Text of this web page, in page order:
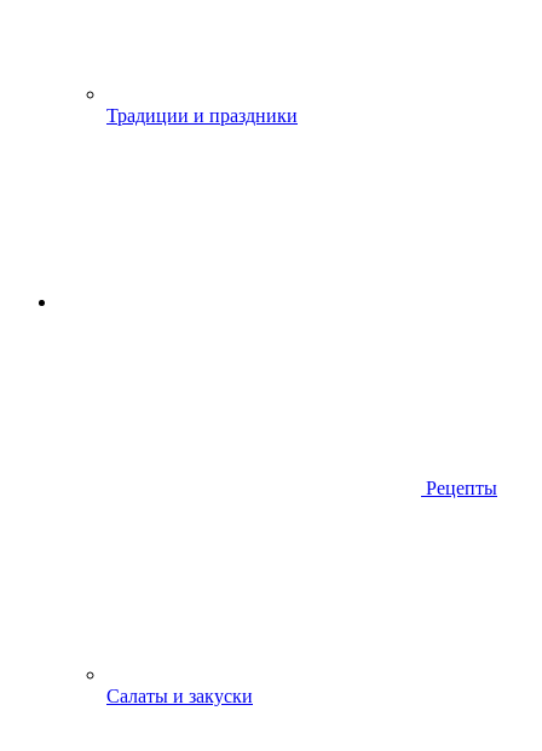
Традиции и праздники
Рецепты
Салаты и закуски